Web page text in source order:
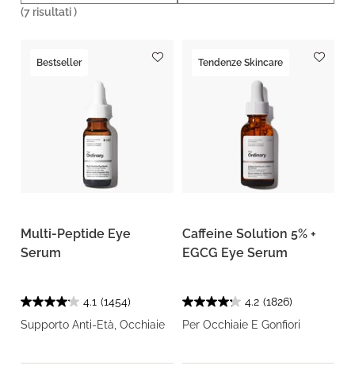
(7 risultati )
Bestseller
Multi-Peptide Eye
Serum
4.1 (1454)
Supporto Anti-Età, Occhiaie
Tendenze Skincare
Caffeine Solution 5% +
EGCG Eye Serum
4.2 (1826)
Per Occhiaie E Gonfiori